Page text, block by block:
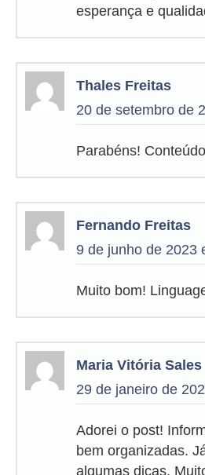
esperança e
Thales Freitas
20 de setembro de
Parabéns!
Fernando Freitas
9 de junho de 2023
Muito bom!
Maria Vitória Sales
29 de janeiro de
Adorei o post!
bem organizadas.
algumas dicas.